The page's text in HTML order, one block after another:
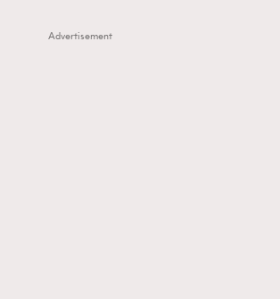
Advertisement